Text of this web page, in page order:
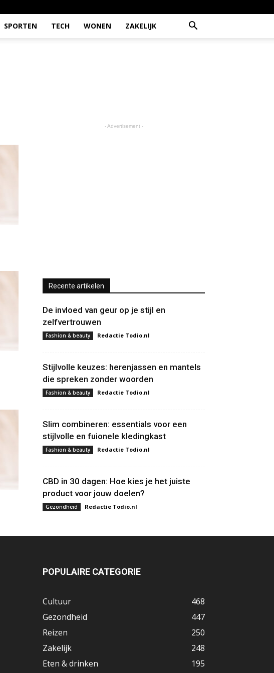
SPORTEN TECH WONEN ZAKELIJK
- Advertisement -
Recente artikelen
De invloed van geur op je stijl en
zelfvertrouwen
Fashion & beauty Redactie Todio.nl
Stijlvolle keuzes: herenjassen en mantels
die spreken zonder woorden
Fashion & beauty Redactie Todio.nl
Slim combineren: essentials voor een
stijlvolle en fuionele kledingkast
Fashion & beauty Redactie Todio.nl
CBD in 30 dagen: Hoe kies je het juiste
product voor jouw doelen?
Gezondheid Redactie Todio.nl
POPULAIRE CATEGORIE
Cultuur
468
Gezondheid
447
Reizen
250
Zakelijk
248
Eten & drinken
195